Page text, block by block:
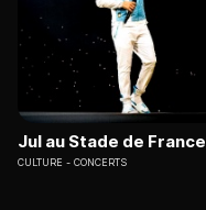
Jul au Stade de France
CULTURE CONCERTS